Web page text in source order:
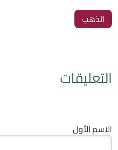
الذهب
التعليقات
الاسم الأول